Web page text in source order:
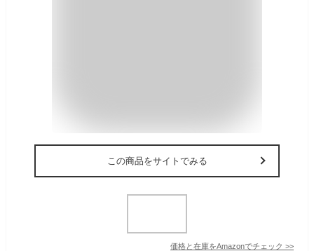
この商品をサイトでみる
価格と在庫をAmazonでチェック >>